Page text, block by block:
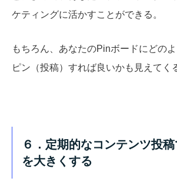
ケティングに活かすことができる。
もちろん、あなたのPinボードにどの
ピン（投稿）すれば良いかも見えてく
６．定期的なコンテンツ投
を大きくする